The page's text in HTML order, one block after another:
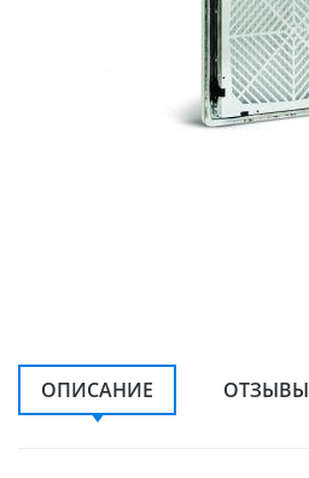
ОПИСАНИЕ ОТЗЫВЫ